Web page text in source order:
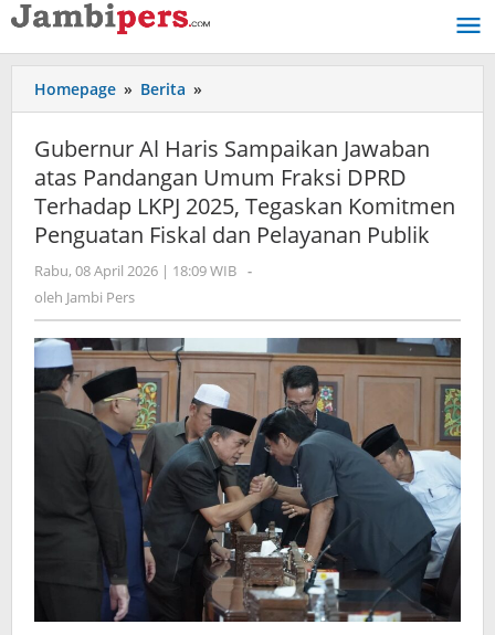
Lewati
ke
konten
Homepage » Berita »
Al
Haris
Sampaikan
Jawaban
atas
Pandangan
Fraksi
Terhadap
LKPJ
2025,
Tegaskan
Komitmen
Penguatan
Fiskal
dan
Pelayanan
Publik
Gubernur Al Haris Sampaikan Jawaban
atas Pandangan Umum Fraksi DPRD
Terhadap LKPJ 2025, Tegaskan Komitmen
Penguatan Fiskal dan Pelayanan Publik
Rabu, 08 April 2026 | 18:09 WIB oleh
-
oleh Jambi Pers